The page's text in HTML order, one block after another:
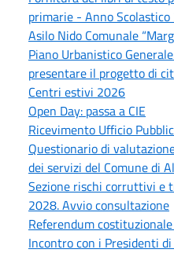
primarie - Anno
Asilo Nido Comunale
Piano Urbanistico
presentare il progetto di
Centri estivi 2026
Open Day: passa a CIE
Ricevimento Ufficio
Questionario di
dei servizi del Comune di
Sezione rischi corruttivi e
2028. Avvio consultazione
Referendum
Incontro con i Presidenti